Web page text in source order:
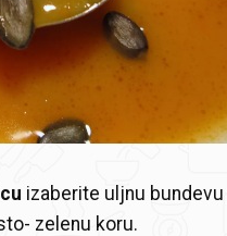
izaberite uljnu bundevu
zelenu koru.